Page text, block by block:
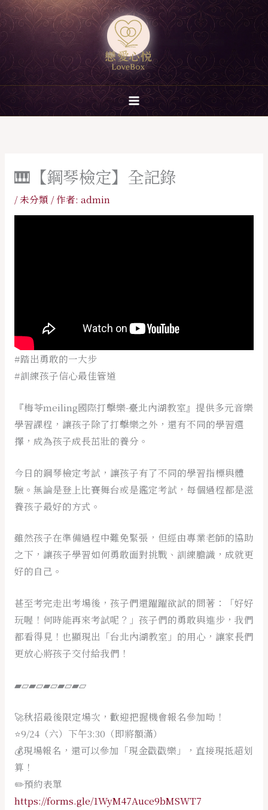
跳
至
主
要
內
🎹【鋼琴檢定】全記錄
/未分類 / 作者: admin
#踏出勇敢的一大步
#訓練孩子信心最佳管道
『梅苓meiling國際打擊樂-臺北內湖教室』提供多元音樂
學習課程，讓孩子除了打擊樂之外，還有不同的學習選
擇，成為孩子成長茁壯的養分。
今日的鋼琴檢定考試，讓孩子有了不同的學習指標與體
驗。無論是登上比賽舞台或是鑑定考試，每個過程都是滋
養孩子最好的方式。
雖然孩子在準備過程中難免緊張，但經由專業老師的協助
之下，讓孩子學習如何勇敢面對挑戰、訓練膽識，成就更
好的自己。
甚至考完走出考場後，孩子們還躍躍欲試的問著：「好好
玩喔！何時能再來考試呢？」孩子們的勇敢與進步，我們
都看得見！也顯現出「台北內湖教室」的用心，讓家長們
更放心將孩子交付給我們！
▰▱▰▱▰▱▰▱▰▱
🚀秋招最後限定場次，歡迎把握機會報名參加呦！
⭐️9/24（六）下午3:30（即將額滿）
💰現場報名，還可以參加「現金戳戳樂」，直接現抵超划
算！
✏️預約表單
https://forms.gle/1WyM47Auce9bMSWT7